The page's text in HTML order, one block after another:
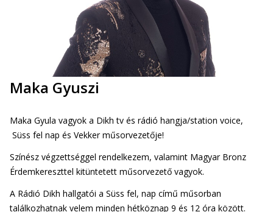
Maka Gyuszi
Maka Gyula vagyok a Dikh tv és rádió hangja/station voice,
Süss fel nap és Vekker műsorvezetője!
Színész végzettséggel rendelkezem, valamint Magyar Bronz
Érdemkereszttel kitüntetett műsorvezető vagyok.
A Rádió Dikh hallgatói a Süss fel, nap című műsorban
találkozhatnak velem minden hétköznap 9 és 12 óra között.